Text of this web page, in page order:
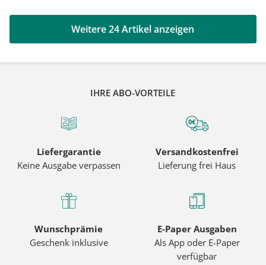
Weitere 24 Artikel anzeigen
IHRE ABO-VORTEILE
Liefergarantie
Keine Ausgabe verpassen
Versandkostenfrei
Lieferung frei Haus
Wunschprämie
Geschenk inklusive
E-Paper Ausgaben
Als App oder E-Paper
verfügbar